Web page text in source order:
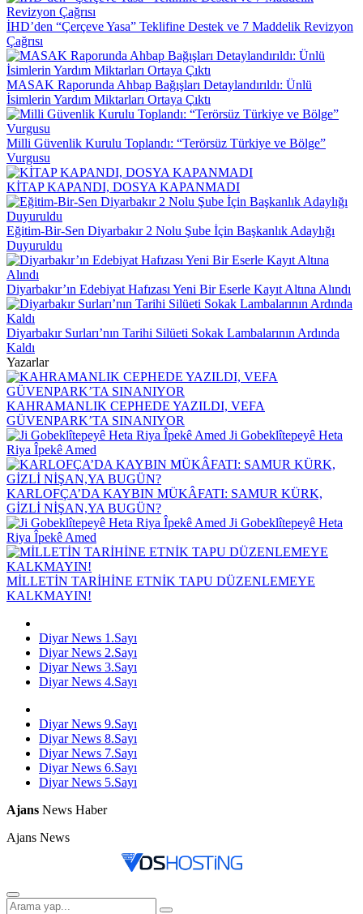
İHD’den “Çerçeve Yasa” Teklifine Destek ve 7 Maddelik Revizyon
Çağrısı
MASAK Raporunda Ahbap Bağışları Detaylandırıldı: Ünlü
İsimlerin Yardım Miktarları Ortaya Çıktı
Milli Güvenlik Kurulu Toplandı: “Terörsüz Türkiye ve Bölge”
Vurgusu
KİTAP KAPANDI, DOSYA KAPANMADI
Eğitim-Bir-Sen Diyarbakır 2 Nolu Şube İçin Başkanlık Adaylığı
Duyuruldu
Diyarbakır’ın Edebiyat Hafızası Yeni Bir Eserle Kayıt Altına Alındı
Diyarbakır Surları’nın Tarihi Silüeti Sokak Lambalarının Ardında
Kaldı
Yazarlar
KAHRAMANLIK CEPHEDE YAZILDI, VEFA
GÜVENPARK’TA SINANIYOR
Ji Gobeklîtepeyê Heta
Riya Îpekê Amed
KARLOFÇA’DA KAYBIN MÜKÂFATI: SAMUR KÜRK,
GİZLİ NİŞAN,YA BUGÜN?
Ji Gobeklîtepeyê Heta
Riya Îpekê Amed
MİLLETİN TARİHİNE ETNİK TAPU DÜZENLEMEYE
KALKMAYIN!
Diyar News 1.Sayı
Diyar News 2.Sayı
Diyar News 3.Sayı
Diyar News 4.Sayı
Diyar News 9.Sayı
Diyar News 8.Sayı
Diyar News 7.Sayı
Diyar News 6.Sayı
Diyar News 5.Sayı
Ajans News Haber
Ajans News